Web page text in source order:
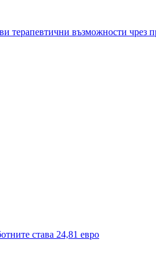
терапевтични възможности чрез
става 24,81 евро